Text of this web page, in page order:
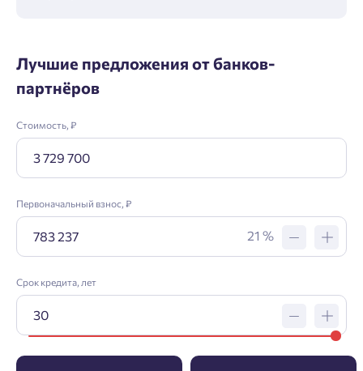
Лучшие предложения от банков-
партнёров
Стоимость, ₽
Первоначальный взнос, ₽
21 %
Срок кредита, лет